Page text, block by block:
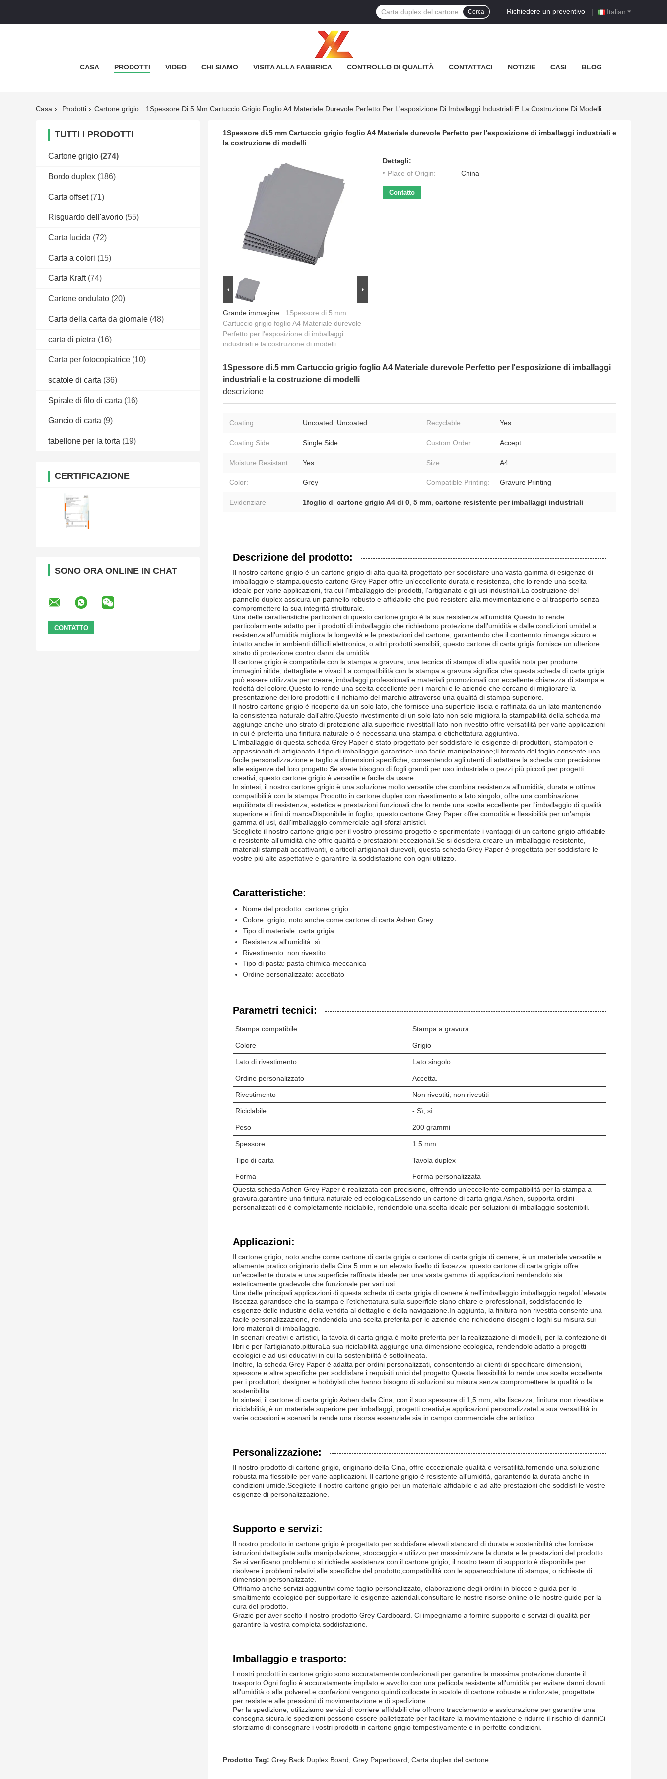
Italian
Richiedere un preventivo |
Cerca
CASA PRODOTTI VIDEO CHI SIAMO VISITA ALLA FABBRICA CONTROLLO DI QUALITÀ CONTATTACI NOTIZIE CASI BLOG
Casa Prodotti Cartone grigio 1Spessore Di.5 Mm Cartuccio Grigio Foglio A4 Materiale Durevole Perfetto Per L'esposizione Di Imballaggi Industriali E La Costruzione Di Modelli
TUTTI I PRODOTTI
Cartone grigio (274)
Bordo duplex (186)
Carta offset (71)
Risguardo dell'avorio (55)
Carta lucida (72)
Carta a colori (15)
Carta Kraft (74)
Cartone ondulato (20)
Carta della carta da giornale (48)
carta di pietra (16)
Carta per fotocopiatrice (10)
scatole di carta (36)
Spirale di filo di carta (16)
Gancio di carta (9)
tabellone per la torta (19)
CERTIFICAZIONE
SONO ORA ONLINE IN CHAT
1Spessore di.5 mm Cartuccio grigio foglio A4 Materiale durevole Perfetto per l'esposizione di imballaggi industriali e
la costruzione di modelli
Grande immagine : 1Spessore di.5 mm
Cartuccio grigio foglio A4 Materiale durevole
Perfetto per l'esposizione di imballaggi
industriali e la costruzione di modelli
Dettagli:
Place of Origin:
China
Contatto
1Spessore di.5 mm Cartuccio grigio foglio A4 Materiale durevole Perfetto per l'esposizione di imballaggi
industriali e la costruzione di modelli
descrizione
Coating: Uncoated, Uncoated Recyclable: Yes
Coating Side: Single Side Custom Order: Accept
Moisture Resistant: Yes Size: A4
Color: Grey Compatible Printing: Gravure Printing
Evidenziare: 1foglio di cartone grigio A4 di 0, 5 mm, cartone resistente per imballaggi industriali
Descrizione del prodotto:
Il nostro cartone grigio è un cartone grigio di alta qualità progettato per soddisfare una vasta gamma di esigenze di
imballaggio e stampa.questo cartone Grey Paper offre un'eccellente durata e resistenza, che lo rende una scelta
ideale per varie applicazioni, tra cui l'imballaggio dei prodotti, l'artigianato e gli usi industriali.La costruzione del
pannello duplex assicura un pannello robusto e affidabile che può resistere alla movimentazione e al trasporto senza
compromettere la sua integrità strutturale.
Una delle caratteristiche particolari di questo cartone grigio è la sua resistenza all'umidità.Questo lo rende
particolarmente adatto per i prodotti di imballaggio che richiedono protezione dall'umidità e dalle condizioni umideLa
resistenza all'umidità migliora la longevità e le prestazioni del cartone, garantendo che il contenuto rimanga sicuro e
intatto anche in ambienti difficili.elettronica, o altri prodotti sensibili, questo cartone di carta grigia fornisce un ulteriore
strato di protezione contro danni da umidità.
Il cartone grigio è compatibile con la stampa a gravura, una tecnica di stampa di alta qualità nota per produrre
immagini nitide, dettagliate e vivaci.La compatibilità con la stampa a gravura significa che questa scheda di carta grigia
può essere utilizzata per creare, imballaggi professionali e materiali promozionali con eccellente chiarezza di stampa e
fedeltà del colore.Questo lo rende una scelta eccellente per i marchi e le aziende che cercano di migliorare la
presentazione dei loro prodotti e il richiamo del marchio attraverso una qualità di stampa superiore.
Il nostro cartone grigio è ricoperto da un solo lato, che fornisce una superficie liscia e raffinata da un lato mantenendo
la consistenza naturale dall'altro.Questo rivestimento di un solo lato non solo migliora la stampabilità della scheda ma
aggiunge anche uno strato di protezione alla superficie rivestitaIl lato non rivestito offre versatilità per varie applicazioni
in cui è preferita una finitura naturale o è necessaria una stampa o etichettatura aggiuntiva.
L'imballaggio di questa scheda Grey Paper è stato progettato per soddisfare le esigenze di produttori, stampatori e
appassionati di artigianato.il tipo di imballaggio garantisce una facile manipolazione;Il formato del foglio consente una
facile personalizzazione e taglio a dimensioni specifiche, consentendo agli utenti di adattare la scheda con precisione
alle esigenze del loro progetto.Se avete bisogno di fogli grandi per uso industriale o pezzi più piccoli per progetti
creativi, questo cartone grigio è versatile e facile da usare.
In sintesi, il nostro cartone grigio è una soluzione molto versatile che combina resistenza all'umidità, durata e ottima
compatibilità con la stampa.Prodotto in cartone duplex con rivestimento a lato singolo, offre una combinazione
equilibrata di resistenza, estetica e prestazioni funzionali.che lo rende una scelta eccellente per l'imballaggio di qualità
superiore e i fini di marcaDisponibile in foglio, questo cartone Grey Paper offre comodità e flessibilità per un'ampia
gamma di usi, dall'imballaggio commerciale agli sforzi artistici.
Scegliete il nostro cartone grigio per il vostro prossimo progetto e sperimentate i vantaggi di un cartone grigio affidabile
e resistente all'umidità che offre qualità e prestazioni eccezionali.Se si desidera creare un imballaggio resistente,
materiali stampati accattivanti, o articoli artigianali durevoli, questa scheda Grey Paper è progettata per soddisfare le
vostre più alte aspettative e garantire la soddisfazione con ogni utilizzo.
Caratteristiche:
Nome del prodotto: cartone grigio
Colore: grigio, noto anche come cartone di carta Ashen Grey
Tipo di materiale: carta grigia
Resistenza all'umidità: sì
Rivestimento: non rivestito
Tipo di pasta: pasta chimica-meccanica
Ordine personalizzato: accettato
Parametri tecnici:
Stampa compatibile Stampa a gravura
Colore Grigio
Lato di rivestimento Lato singolo
Ordine personalizzato Accetta.
Rivestimento Non rivestiti, non rivestiti
Riciclabile - Sì, sì.
Peso 200 grammi
Spessore 1.5 mm
Tipo di carta Tavola duplex
Forma
Forma personalizzata
Questa scheda Ashen Grey Paper è realizzata con precisione, offrendo un'eccellente compatibilità per la stampa a
gravura.garantire una finitura naturale ed ecologicaEssendo un cartone di carta grigia Ashen, supporta ordini
personalizzati ed è completamente riciclabile, rendendolo una scelta ideale per soluzioni di imballaggio sostenibili.
Applicazioni:
Il cartone grigio, noto anche come cartone di carta grigia o cartone di carta grigia di cenere, è un materiale versatile e
altamente pratico originario della Cina.5 mm e un elevato livello di liscezza, questo cartone di carta grigia offre
un'eccellente durata e una superficie raffinata ideale per una vasta gamma di applicazioni.rendendolo sia
esteticamente gradevole che funzionale per vari usi.
Una delle principali applicazioni di questa scheda di carta grigia di cenere è nell'imballaggio.imballaggio regaloL'elevata
liscezza garantisce che la stampa e l'etichettatura sulla superficie siano chiare e professionali, soddisfacendo le
esigenze delle industrie della vendita al dettaglio e della navigazione.In aggiunta, la finitura non rivestita consente una
facile personalizzazione, rendendola una scelta preferita per le aziende che richiedono disegni o loghi su misura sui
loro materiali di imballaggio.
In scenari creativi e artistici, la tavola di carta grigia è molto preferita per la realizzazione di modelli, per la confezione di
libri e per l'artigianato.pitturaLa sua riciclabilità aggiunge una dimensione ecologica, rendendolo adatto a progetti
ecologici e ad usi educativi in cui la sostenibilità è sottolineata.
Inoltre, la scheda Grey Paper è adatta per ordini personalizzati, consentendo ai clienti di specificare dimensioni,
spessore e altre specifiche per soddisfare i requisiti unici del progetto.Questa flessibilità lo rende una scelta eccellente
per i produttori, designer e hobbyisti che hanno bisogno di soluzioni su misura senza compromettere la qualità o la
sostenibilità.
In sintesi, il cartone di carta grigio Ashen dalla Cina, con il suo spessore di 1,5 mm, alta liscezza, finitura non rivestita e
riciclabilità, è un materiale superiore per imballaggi, progetti creativi,e applicazioni personalizzateLa sua versatilità in
varie occasioni e scenari la rende una risorsa essenziale sia in campo commerciale che artistico.
Personalizzazione:
Il nostro prodotto di cartone grigio, originario della Cina, offre eccezionale qualità e versatilità.fornendo una soluzione
robusta ma flessibile per varie applicazioni. Il cartone grigio è resistente all'umidità, garantendo la durata anche in
condizioni umide.Scegliete il nostro cartone grigio per un materiale affidabile e ad alte prestazioni che soddisfi le vostre
esigenze di personalizzazione.
Supporto e servizi:
Il nostro prodotto in cartone grigio è progettato per soddisfare elevati standard di durata e sostenibilità.che fornisce
istruzioni dettagliate sulla manipolazione, stoccaggio e utilizzo per massimizzare la durata e le prestazioni del prodotto.
Se si verificano problemi o si richiede assistenza con il cartone grigio, il nostro team di supporto è disponibile per
risolvere i problemi relativi alle specifiche del prodotto,compatibilità con le apparecchiature di stampa, o richieste di
dimensioni personalizzate.
Offriamo anche servizi aggiuntivi come taglio personalizzato, elaborazione degli ordini in blocco e guida per lo
smaltimento ecologico per supportare le esigenze aziendali.consultare le nostre risorse online o le nostre guide per la
cura del prodotto.
Grazie per aver scelto il nostro prodotto Grey Cardboard. Ci impegniamo a fornire supporto e servizi di qualità per
garantire la vostra completa soddisfazione.
Imballaggio e trasporto:
I nostri prodotti in cartone grigio sono accuratamente confezionati per garantire la massima protezione durante il
trasporto.Ogni foglio è accuratamente impilato e avvolto con una pellicola resistente all'umidità per evitare danni dovuti
all'umidità o alla polvereLe confezioni vengono quindi collocate in scatole di cartone robuste e rinforzate, progettate
per resistere alle pressioni di movimentazione e di spedizione.
Per la spedizione, utilizziamo servizi di corriere affidabili che offrono tracciamento e assicurazione per garantire una
consegna sicura.le spedizioni possono essere palletizzate per facilitare la movimentazione e ridurre il rischio di danniCi
sforziamo di consegnare i vostri prodotti in cartone grigio tempestivamente e in perfette condizioni.
Prodotto Tag: Grey Back Duplex Board, Grey Paperboard, Carta duplex del cartone